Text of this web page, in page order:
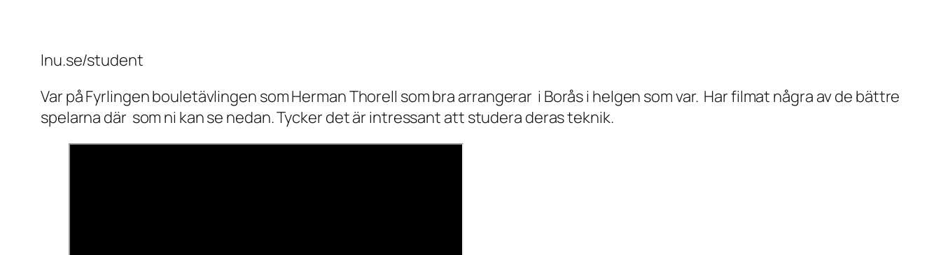
lnu.se/student
Var på Fyrlingen bouletävlingen som Herman Thorell som bra arrangerar i Borås i helgen som var. Har filmat några av de bättre
spelarna där som ni kan se nedan. Tycker det är intressant att studera deras teknik.